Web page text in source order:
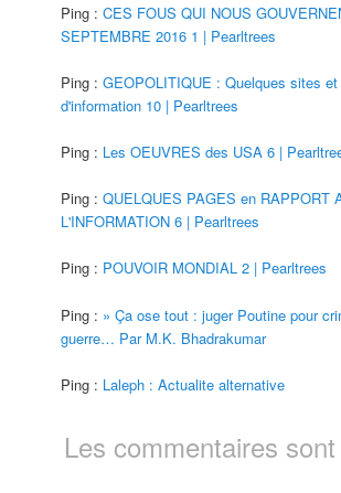
Ping :CES FOUS QUI NOUS
SEPTEMBRE 2016 1 | Pearltrees
Ping :GEOPOLITIQUE : Quelques sites et
d'information 10 | Pearltrees
Ping : Les OEUVRES des USA 6 |
Ping :QUELQUES PAGES en RAPPORT
L'INFORMATION 6 | Pearltrees
Ping : POUVOIR MONDIAL 2 | Pearltrees
Ping : » Ça ose tout : juger Poutine pour
guerre… Par M.K. Bhadrakumar
Ping : Laleph : Actualite alternative
Les commentaires